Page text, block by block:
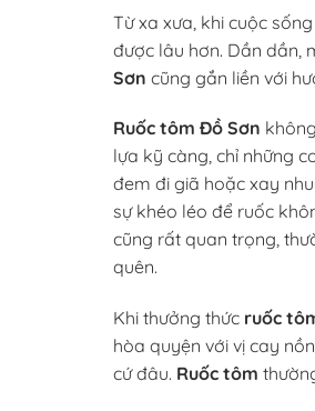
Từ xa xưa, khi cuộc
được lâu hơn. Dần dần,
Sơn cũng gắn liền với
Ruốc tôm Đồ Sơn
lựa kỹ càng, chỉ những
đem đi giã hoặc xay
sự khéo léo để ruốc
cũng rất quan trọng,
quên.
Khi thưởng thức ruốc
hòa quyện với vị cay
cứ đâu. Ruốc tôm